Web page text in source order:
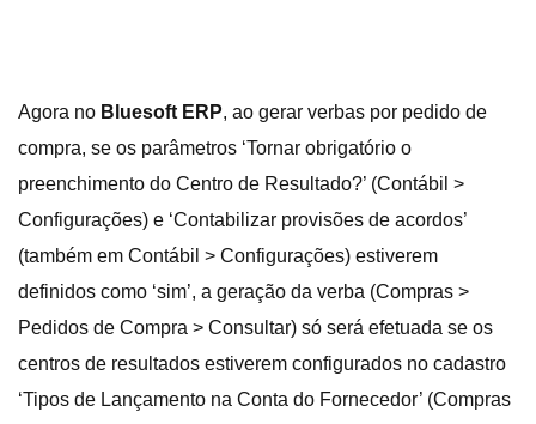
Agora no Bluesoft ERP, ao gerar verbas por pedido de
compra, se os parâmetros ‘Tornar obrigatório o
preenchimento do Centro de Resultado?’ (Contábil >
Configurações) e ‘Contabilizar provisões de acordos’
(também em Contábil > Configurações) estiverem
definidos como ‘sim’, a geração da verba (Compras >
Pedidos de Compra > Consultar) só será efetuada se os
centros de resultados estiverem configurados no cadastro
‘Tipos de Lançamento na Conta do Fornecedor’ (Compras